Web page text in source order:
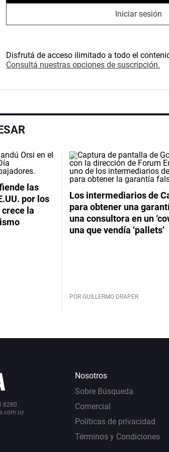
Iniciar sesión
Disfrutá de acceso ilimitado a todo el
Consultá nuestras opciones de suscripción.
las
por los
la
Los intermediarios de
para obtener una
una consultora en un
una que vendía ‘pallets’
POR GUILLERMO DRAPER
8280
Nosotros
Sobre Búsqueda
Comercial
Políticas de privacidad
Términos y Condiciones